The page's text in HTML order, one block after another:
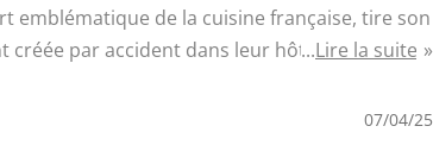
emblématique de la cuisine française, tire son
par accident dans leur hôtel-restaurant
entre le fondant des fruits et le croustillant
Lire la suite
07/04/25